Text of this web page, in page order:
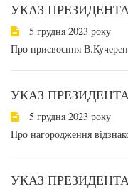
УКАЗ
5 грудня 2023 року
Про присвоєння
УКАЗ
5 грудня 2023 року
Про нагородження
УКАЗ